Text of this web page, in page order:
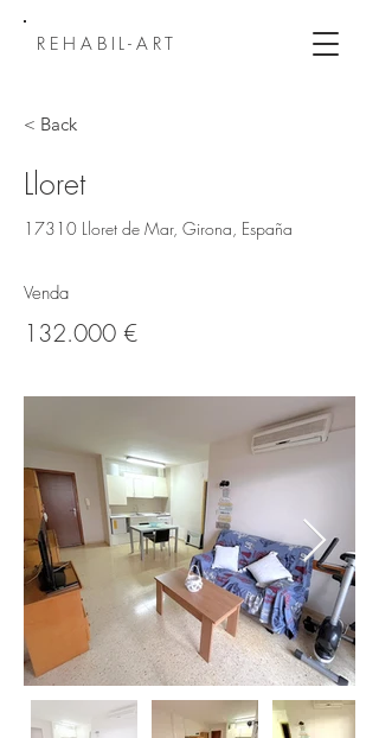
REHABIL-ART
< Back
Lloret
17310 Lloret de Mar, Girona, España
Venda
132.000 €